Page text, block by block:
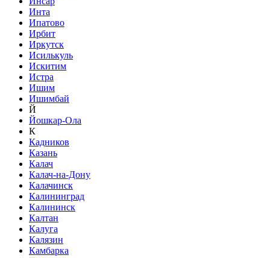
Инта
Ипатово
Ирбит
Иркутск
Исилькуль
Искитим
Истра
Ишим
Ишимбай
Й
Йошкар-Ола
К
Кадников
Казань
Калач
Калач-на-Дону
Калачинск
Калининград
Калининск
Калтан
Калуга
Калязин
Камбарка